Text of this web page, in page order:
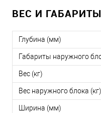
ВЕС И
Глубина (мм)
Габариты наружного
Вес (кг)
Вес наружного блока (кг)
Ширина (мм)